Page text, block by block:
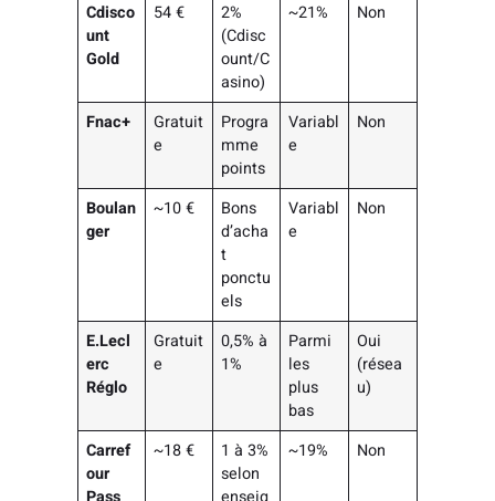
Cdisco
unt
Gold
54 €
2%
(Cdisc
ount/C
asino)
~21% Non
Fnac+
Gratuit
e
Progra
mme
points
Variabl
e
Non
Boulan
ger
~10 €
Bons
d’acha
t
ponctu
els
Variabl
e
Non
E.Lecl
erc
Réglo
Gratuit
e
0,5% à
1%
Parmi
les
plus
bas
Oui
(résea
u)
Carref
our
~18 €
1 à 3%
selon
~19% Non